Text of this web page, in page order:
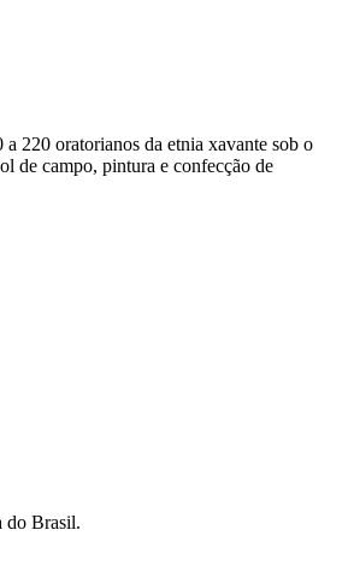
220 oratorianos da etnia xavante sob o
de campo, pintura e confecção de
do Brasil.